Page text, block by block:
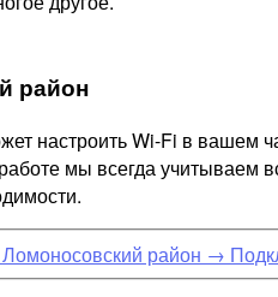
район
настроить Wi-Fi в вашем
мы всегда
район →